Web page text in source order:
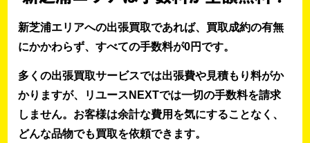
新芝浦エリアへの出張買取であれば、買取成約の有無
にかかわらず、すべての手数料が0円です。
多くの出張買取サービスでは出張費や見積もり料がか
かりますが、リユースNEXTでは一切の手数料を請求
しません。お客様は余計な費用を気にすることなく、
どんな品物でも買取を依頼できます。